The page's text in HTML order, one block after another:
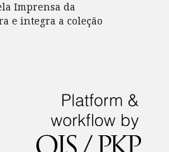
Imprensa da
e integra a coleção